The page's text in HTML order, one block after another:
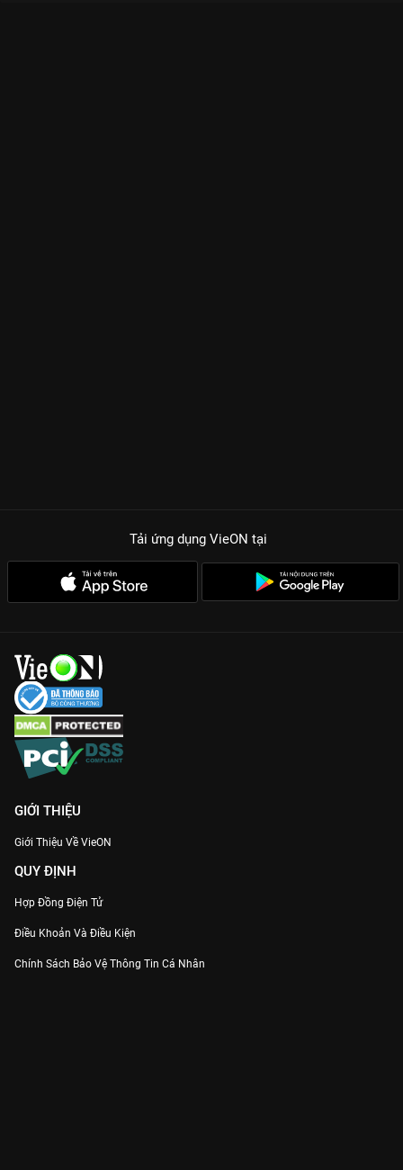
Tải ứng dụng VieON tại
GIỚI THIỆU
Giới Thiệu Về VieON
QUY ĐỊNH
Hợp Đồng Điện Tử
Điều Khoản Và Điều Kiện
Chính Sách Bảo Vệ Thông Tin Cá Nhân